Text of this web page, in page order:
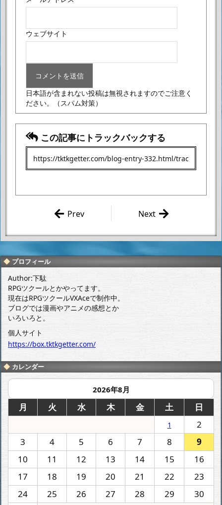
ウェブサイト
日本語が含まれない投稿は無視されますのでご注意く
ださい。
（スパム対策）
この記事にトラックバックする
に合わない
Next
トルの意味が
Prev
プロフィール
Author:下駄
RPGツクールとかやってます。
現在はRPGツクールVXAceで制作中。
ブログでは漫画やアニメの感想とか
いろいろと。
個人サイト
https://box.tktkgetter.com/
カレンダー
2026年8月
月 火 水 木 金 土 日
1
2
3
4 5 6 7 8
9
10
11 12 13 14 15
16
17
18 19 20 21 22
23
24
25 26 27 28 29
30